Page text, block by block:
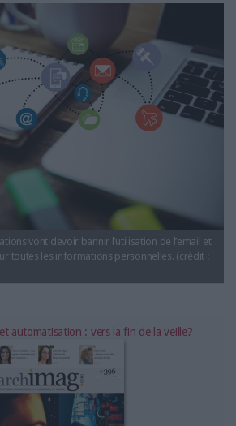
vont devoir bannir l’utilisation de l’email et
toutes les informations personnelles. (crédit :
automatisation : vers la fin de la veille?